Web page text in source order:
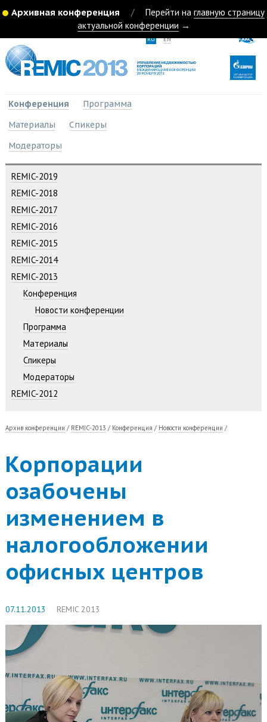
Архивная конференция / Перейти на главную страницу
актуальной конференции →
RU EN
Конференция
Программа
Материалы
Спикеры
Модераторы
REMIC-2019
REMIC-2018
REMIC-2017
REMIC-2016
REMIC-2015
REMIC-2014
REMIC-2013
Конференция
Новости конференции
Программа
Материалы
Спикеры
Модераторы
REMIC-2012
Архив конференции / REMIC-2013 / Конференция / Новости конференции /
Корпорации
озабочены
изменением в
налогообложении
офисных центров
07.11.2013 REMIC 2013